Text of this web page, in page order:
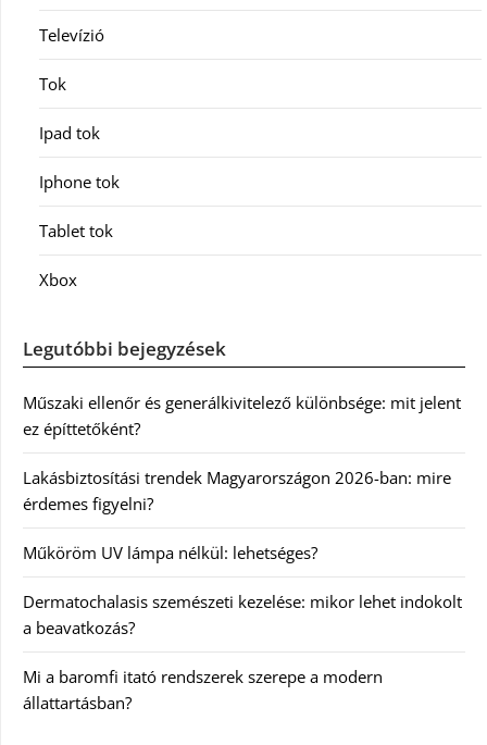
Televízió
Tok
Ipad tok
Iphone tok
Tablet tok
Xbox
Legutóbbi bejegyzések
Műszaki ellenőr és generálkivitelező különbsége: mit jelent
ez építtetőként?
Lakásbiztosítási trendek Magyarországon 2026-ban: mire
érdemes figyelni?
Műköröm UV lámpa nélkül: lehetséges?
Dermatochalasis szemészeti kezelése: mikor lehet indokolt
a beavatkozás?
Mi a baromfi itató rendszerek szerepe a modern
állattartásban?